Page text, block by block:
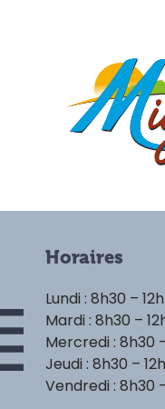
Horaires
Lundi : 8h30 –
Mardi : 8h30 –
Mercredi : 8h30
Jeudi : 8h30 – 12h
Vendredi : 8h30